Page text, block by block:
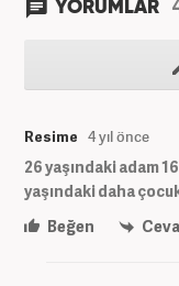
YORUMLAR
Resime 4 yıl önce
26 yaşındaki adam
yaşındaki daha
Beğen